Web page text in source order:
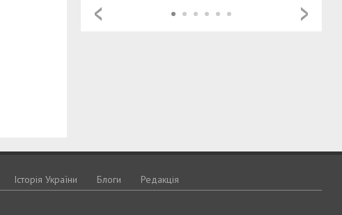
Історія України Блоги Редакція